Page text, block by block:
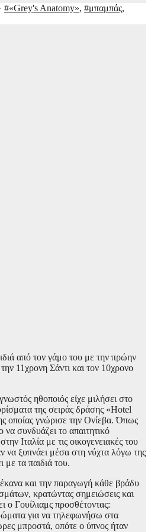
#«Grey's Anatomy», #μπαμπάς,
από τον γάμο του με την πρώην
11χρονη Σάντι και τον 10χρονο
ηθοποιός είχε μιλήσει στο
της σειράς δράσης «Hotel
οποίας γνώρισε την Ονίεβα. Όπως
να συνδυάζει το απαιτητικό
Ιταλία με τις οικογενειακές του
να ξυπνάει μέσα στη νύχτα λόγω της
με τα παιδιά του.
και την παραγωγή κάθε βράδυ
κρατώντας σημειώσεις και
ο Γουίλιαμς προσθέτοντας:
για να τηλεφωνήσω στα
μπροστά, οπότε ο ύπνος ήταν